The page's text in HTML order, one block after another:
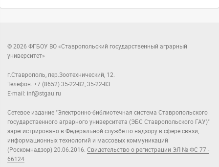
© 2026 ФГБОУ ВО «Ставропольский государственный аграрный
университет»
г.Ставрополь, пер.Зоотехнический, 12.
Телефон: +7 (8652) 35-22-82, 35-22-83
E-mail: inf@stgau.ru
Сетевое издание "Электронно-библиотечная система Ставропольского
государственного аграрного университета (ЭБС Ставропольского ГАУ)"
зарегистрировано в Федеральной службе по надзору в сфере связи,
информационных технологий и массовых коммуникаций
(Роскомнадзор) 20.06.2016. Свидетельство о регистрации ЭЛ № ФС 77 -
66124